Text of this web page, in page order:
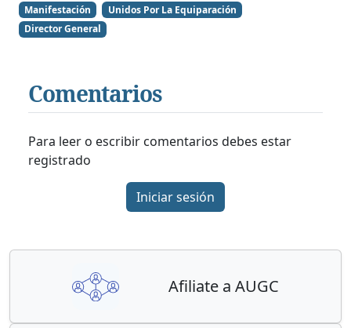
Manifestación
Unidos Por La Equiparación
Director General
Comentarios
Para leer o escribir comentarios debes estar
registrado
Iniciar sesión
Afiliate a AUGC